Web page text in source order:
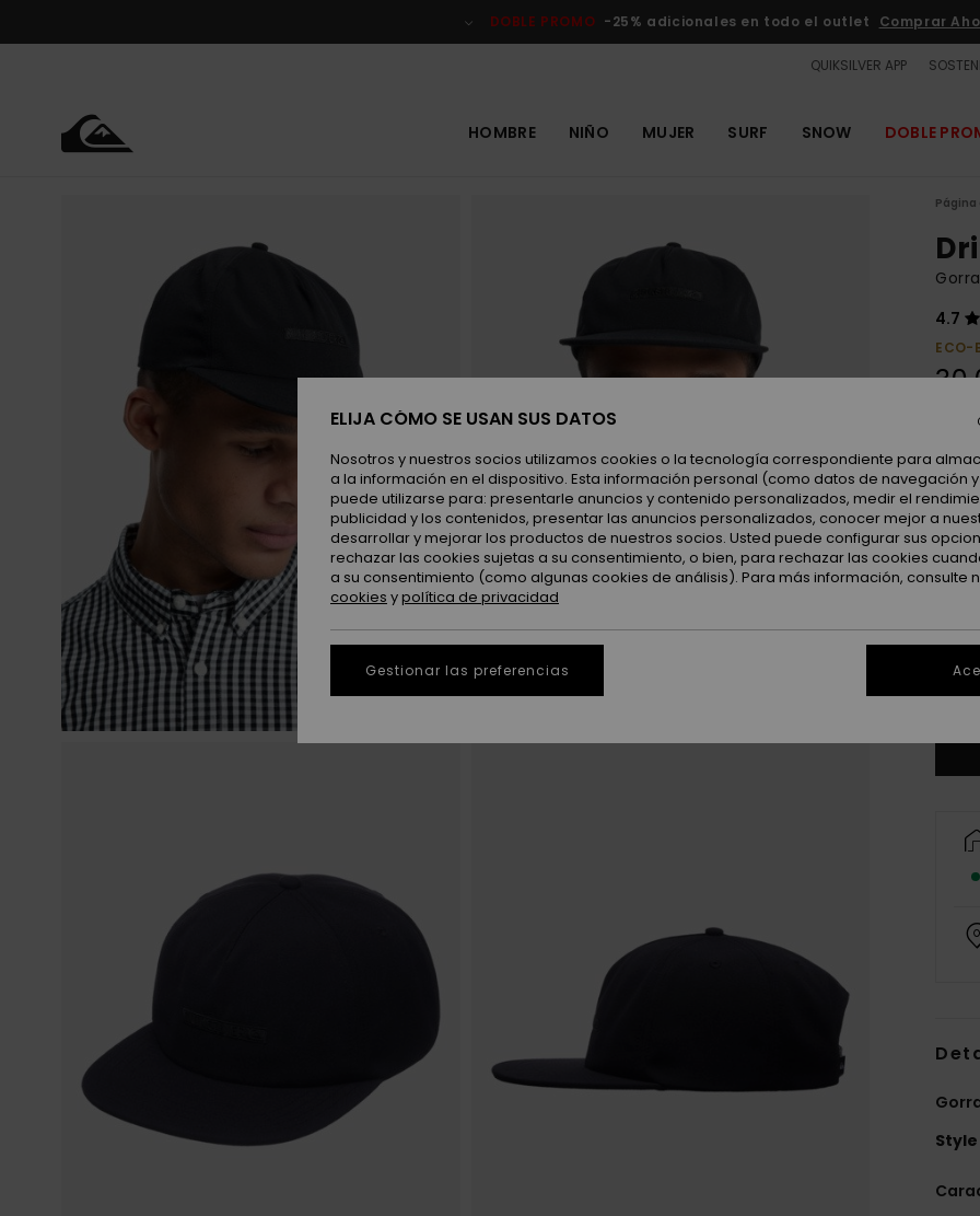
del
DOBLE PROMO -25% adicionales en todo el outlet Comprar
QUIKSILVER APP
HOMBRE NIÑO MUJER SURF SNOW DOBLE
Página
4.7
ECO-
Style
ELIJA CÓMO SE USAN SUS DATOS
Nosotros y nuestros socios utilizamos cookies o la tecnología correspondiente para
a la información en el dispositivo. Esta información personal (como datos de navegación
puede utilizarse para: presentarle anuncios y contenido personalizados, medir el
publicidad y los contenidos, presentar las anuncios personalizados, conocer mejor a
desarrollar y mejorar los productos de nuestros socios. Usted puede configurar sus
rechazar las cookies sujetas a su consentimiento, o bien, para rechazar las cookies
a su consentimiento (como algunas cookies de análisis). Para más información, consulte
cookies ypolítica de privacidad
Gestionar las preferencias